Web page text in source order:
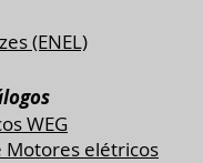
(ENEL)
WEG
Motores elétricos